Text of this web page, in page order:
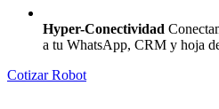
Hyper-Conectividad
a tu WhatsApp, CRM y hoja
Cotizar Robot